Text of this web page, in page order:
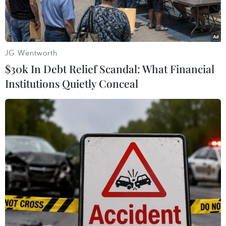
Quang cảnh hội nghị. (Ảnh: TTXVN phát)
“Dân vận là vận động, tạo sự đồng thuận, tham
gia, đóng góp của nhân dân; củng cố niềm tin
của nhân dân với Đảng, xây dựng Đảng trong
sạch, làm tốt trách nhiệm với nhân dân là làm
tốt công tác dân vận. Mỗi người một chức năng,
JG Wentworth
$30k In Debt Relief Scandal: What Financial
Institutions Quietly Conceal